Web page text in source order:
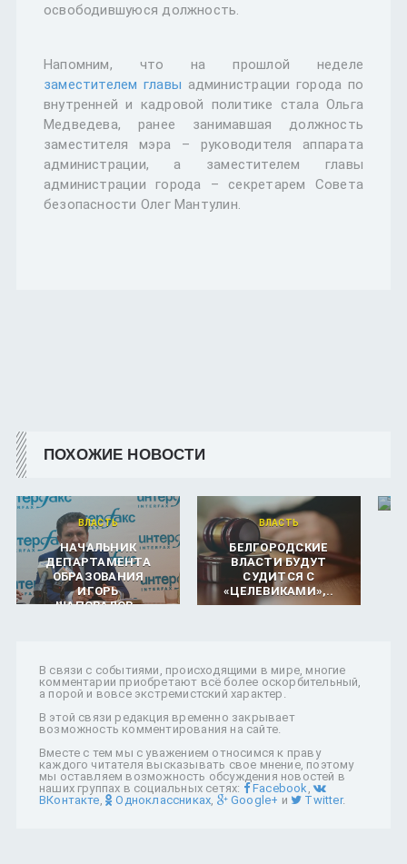
освободившуюся должность.
Напомним, что на прошлой неделе
заместителем главы администрации города по
внутренней и кадровой политике стала Ольга
Медведева, ранее занимавшая должность
заместителя мэра – руководителя аппарата
администрации, а заместителем главы
администрации города – секретарем Совета
безопасности Олег Мантулин.
ПОХОЖИЕ НОВОСТИ
ВЛАСТЬ
НАЧАЛЬНИК
ДЕПАРТАМЕНТА
ОБРАЗОВАНИЯ
ИГОРЬ
ШАПОВАЛОВ..
ВЛАСТЬ
БЕЛГОРОДСКИЕ
ВЛАСТИ БУДУТ
СУДИТСЯ С
«ЦЕЛЕВИКАМИ»,..
В связи с событиями, происходящими в мире, многие
комментарии приобретают всё более оскорбительный,
а порой и вовсе экстремистский характер.
В этой связи редакция временно закрывает
возможность комментирования на сайте.
Вместе с тем мы с уважением относимся к праву
каждого читателя высказывать свое мнение, поэтому
мы оставляем возможность обсуждения новостей в
наших группах в социальных сетях:
Facebook ,
ВКонтакте , Одноклассниках Google+ и Twitter.